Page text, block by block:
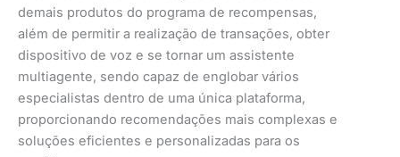
demais produtos do programa de recompensas,
além de permitir a realização de transações, obter
dispositivo de voz e se tornar um assistente
multiagente, sendo capaz de englobar vários
especialistas dentro de uma única plataforma,
proporcionando recomendações mais complexas e
soluções eficientes e personalizadas para os